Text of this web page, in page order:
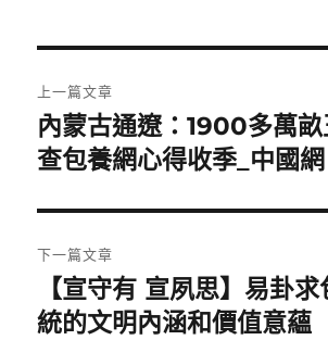
章
導
覽
上一篇文章
上
一
文
章:
內蒙古通遼：1900多萬
查包養網心得收季_中國網
下一篇文章
一
【宣守有 宣夙思】易卦
統的文明內涵和價值意蘊